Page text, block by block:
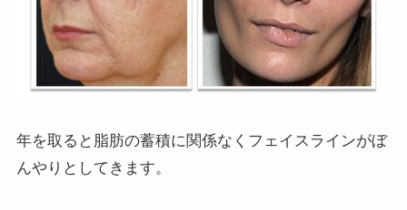
年を取ると脂肪の蓄積に関係なくフェイスラインがぼ
んやりとしてきます。